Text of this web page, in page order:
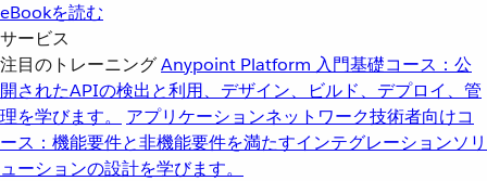
eBookを読む
サービス
注目のトレーニングAnypoint Platform 入門基礎コース：公
開されたAPIの検出と利用、デザイン、ビルド、デプロイ、管
理を学びます。
アプリケーションネットワーク技術者向けコ
ース：機能要件と非機能要件を満たすインテグレーションソリ
ューションの設計を学びます。